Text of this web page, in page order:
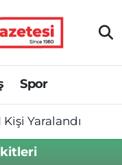
Spor
Kişi Yaralandı